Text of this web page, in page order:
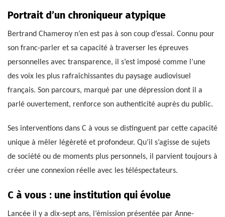
Portrait d’un chroniqueur atypique
Bertrand Chameroy n’en est pas à son coup d’essai. Connu pour
son franc-parler et sa capacité à traverser les épreuves
personnelles avec transparence, il s’est imposé comme l’une
des voix les plus rafraîchissantes du paysage audiovisuel
français. Son parcours, marqué par une dépression dont il a
parlé ouvertement, renforce son authenticité auprès du public.
Ses interventions dans C à vous se distinguent par cette capacité
unique à mêler légèreté et profondeur. Qu’il s’agisse de sujets
de société ou de moments plus personnels, il parvient toujours à
créer une connexion réelle avec les téléspectateurs.
C à vous : une institution qui évolue
Lancée il y a dix-sept ans, l’émission présentée par Anne-